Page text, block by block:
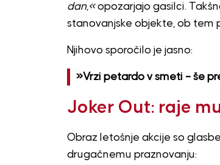
dan,«opozarjajo gasilci.
stanovanjske objekte, ob tem
Njihovo sporočilo je jasno:
»Vrzi petardo v smeti – še
Joker Out: raje
Obraz letošnje akcije so
drugačnemu praznovanju: